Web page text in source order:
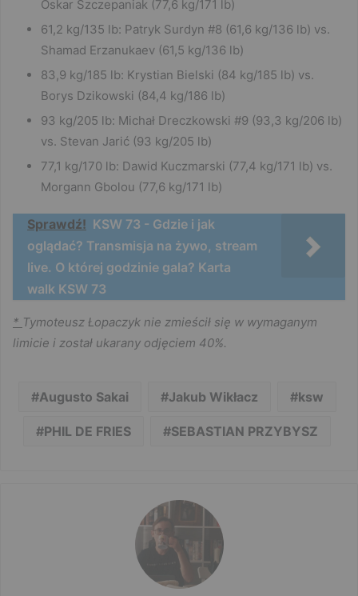
Oskar Szczepaniak (77,6 kg/171 lb)
61,2 kg/135 lb: Patryk Surdyn #8 (61,6 kg/136 lb) vs.
Shamad Erzanukaev (61,5 kg/136 lb)
83,9 kg/185 lb: Krystian Bielski (84 kg/185 lb) vs.
Borys Dzikowski (84,4 kg/186 lb)
93 kg/205 lb: Michał Dreczkowski #9 (93,3 kg/206 lb)
vs. Stevan Jarić (93 kg/205 lb)
77,1 kg/170 lb: Dawid Kuczmarski (77,4 kg/171 lb) vs.
Morgann Gbolou (77,6 kg/171 lb)
Sprawdź! KSW 73 - Gdzie i jak
oglądać? Transmisja na żywo, stream
live. O której godzinie gala? Karta
walk KSW 73
* Tymoteusz Łopaczyk nie zmieścił się w wymaganym
limicie i został ukarany odjęciem 40%.
Augusto Sakai Jakub Wikłacz ksw
PHIL DE FRIES SEBASTIAN PRZYBYSZ